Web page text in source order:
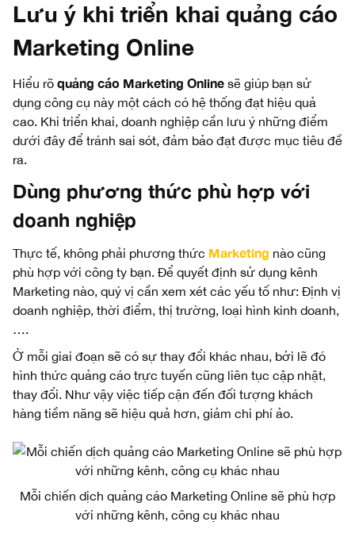
Lưu ý khi triển khai quảng cáo
Marketing Online
Hiểu rõ quảng cáo Marketing Online sẽ giúp bạn sử
dụng công cụ này một cách có hệ thống đạt hiệu quả
cao. Khi triển khai, doanh nghiệp cần lưu ý những điểm
dưới đây để tránh sai sót, đảm bảo đạt được mục tiêu đề
ra.
Dùng phương thức phù hợp với
doanh nghiệp
Thực tế, không phải phương thức Marketing nào cũng
phù hợp với công ty bạn. Để quyết định sử dụng kênh
Marketing nào, quý vị cần xem xét các yếu tố như: Định vị
doanh nghiệp, thời điểm, thị trường, loại hình kinh doanh,
….
Ở mỗi giai đoạn sẽ có sự thay đổi khác nhau, bởi lẽ đó
hình thức quảng cáo trực tuyến cũng liên tục cập nhật,
thay đổi. Như vậy việc tiếp cận đến đối tượng khách
hàng tiềm năng sẽ hiệu quả hơn, giảm chi phí ảo.
Mỗi chiến dịch quảng cáo Marketing Online sẽ phù hợp
với những kênh, công cụ khác nhau